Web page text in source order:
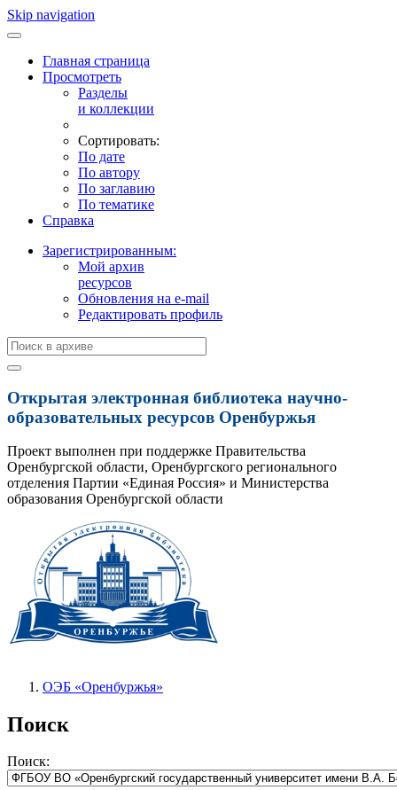
Skip navigation
Главная страница
Просмотреть
Разделы
и коллекции
Сортировать:
По дате
По автору
По заглавию
По тематике
Справка
Зарегистрированным:
Мой архив
ресурсов
Обновления на e-mail
Редактировать профиль
Открытая электронная библиотека научно-
образовательных ресурсов Оренбуржья
Проект выполнен при поддержке Правительства
Оренбургской области, Оренбургского регионального
отделения Партии «Единая Россия» и Министерства
образования Оренбургской области
ОЭБ «Оренбуржья»
Поиск
Поиск: